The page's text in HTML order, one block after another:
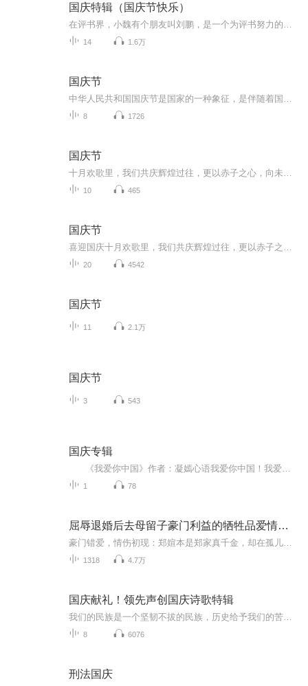
国庆特辑（国庆节快乐）
14 1.6万
国庆节
8 1726
国庆节
10 465
国庆节
20 4542
国庆节
11 2.1万
国庆节
3 543
国庆专辑
1 78
屈辱退婚后去母留子豪门利益的牺牲品爱情背叛复仇归来
1318 4.7万
国庆献礼！领先声创国庆诗歌特辑
8 6076
刑法国庆